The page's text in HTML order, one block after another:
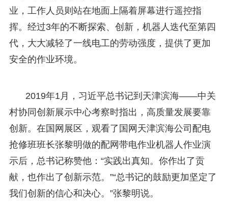
业，工作人员则站在地面上隔着屏幕进行遥控指
挥。经过3年的不断探索、创新，机器人迭代至第四
代，大大减轻了一线电工的劳动强度，提供了更加
安全的作业环境。
2019年1月，习近平总书记到天津滨海——中关
村协同创新展示中心考察时指出，高质量发展要靠
创新。在国网展区，观看了国网天津滨海公司配电
抢修班班长张黎明做的配网带电作业机器人作业演
示后，总书记称赞他：“实践出真知。你作出了贡
献，也作出了创新示范。”“总书记的鼓励更加坚定了
我们创新的信心和决心。”张黎明说。